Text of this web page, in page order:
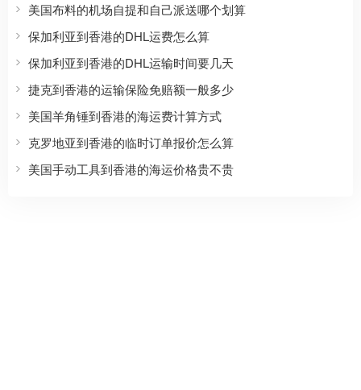
美国布料的机场自提和自己派送哪个划算
保加利亚到香港的DHL运费怎么算
保加利亚到香港的DHL运输时间要几天
捷克到香港的运输保险免赔额一般多少
美国羊角锤到香港的海运费计算方式
克罗地亚到香港的临时订单报价怎么算
美国手动工具到香港的海运价格贵不贵